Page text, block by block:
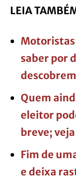
LEIA
Motoristas
saber por
Quem
eleitor
breve;
Fim de
e deixa